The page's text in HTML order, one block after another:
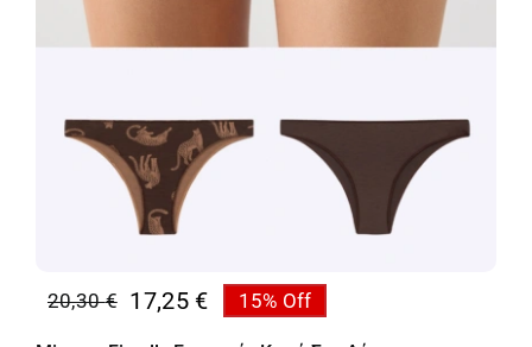
20,30€
Original 17,25 €
Η
15% Off